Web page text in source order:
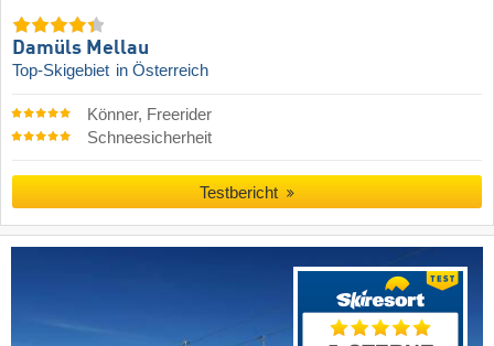
Damüls Mellau
Top-Skigebiet in Österreich
Könner, Freerider
Schneesicherheit
Testbericht